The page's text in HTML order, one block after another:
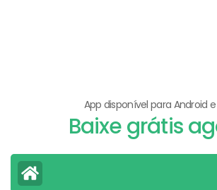
App disponível para Android e
Baixe grátis